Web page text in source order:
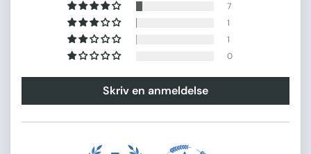
7
1
1
0
Skriv en anmeldelse